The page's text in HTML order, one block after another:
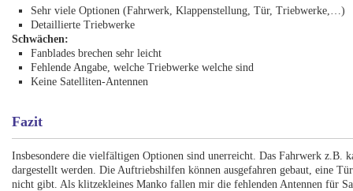
Sehr viele Optionen (Fahrwerk, Klappenstellung, Tür, Triebwerke,…)
Detaillierte Triebwerke
Schwächen:
Fanblades brechen sehr leicht
Fehlende Angabe, welche Triebwerke welche sind
Keine Satelliten-Antennen
Fazit
Insbesondere die vielfältigen Optionen sind unerreicht. Das Fahrwerk z.B.
dargestellt werden. Die Auftriebshilfen können ausgefahren gebaut, eine
nicht gibt. Als klitzekleines Manko fallen mir die fehlenden Antennen für